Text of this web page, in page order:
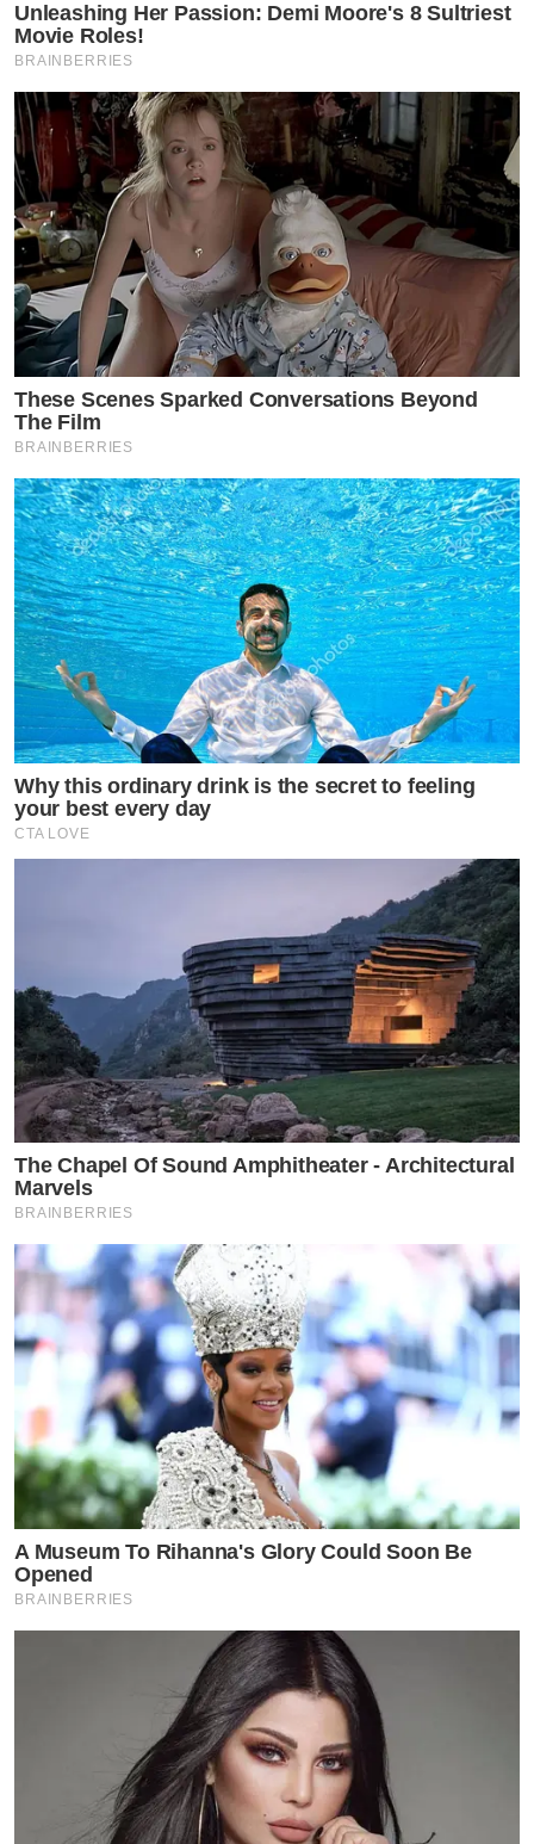
Unleashing Her Passion: Demi Moore's 8 Sultriest
Movie Roles!
BRAINBERRIES
These Scenes Sparked Conversations Beyond
The Film
BRAINBERRIES
Why this ordinary drink is the secret to feeling
your best every day
CTA LOVE
The Chapel Of Sound Amphitheater - Architectural
Marvels
BRAINBERRIES
A Museum To Rihanna's Glory Could Soon Be
Opened
BRAINBERRIES